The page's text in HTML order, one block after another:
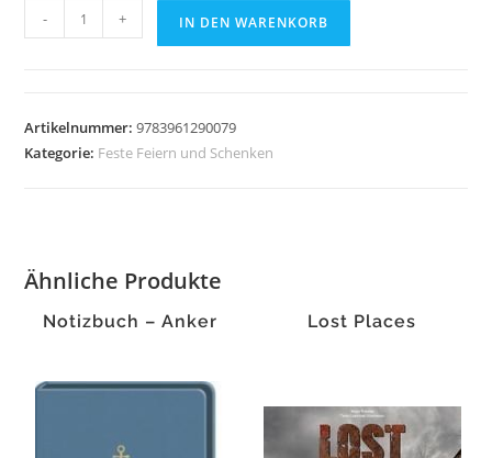
Pettersson
&
Kennst
du
- + IN DEN WARENKORB
Artikelnummer:9783961290079
Kategorie: Feste Feiern und Schenken
Ähnliche Produkte
Notizbuch – Anker Lost Places